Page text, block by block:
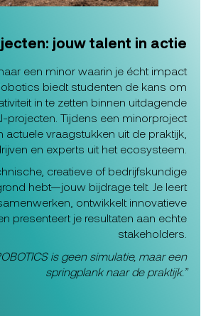
jouw talent in actie
een minor waarin je écht impact
biedt studenten de kans om
in te zetten binnen uitdagende
projecten. Tijdens een minorproject
actuele vraagstukken uit de praktijk,
en experts uit het ecosysteem.
creatieve of bedrijfskundige
hebt—jouw bijdrage telt. Je leert
ontwikkelt innovatieve
presenteert je resultaten aan echte
stakeholders.
is geen simulatie, maar een
springplank naar de praktijk.”